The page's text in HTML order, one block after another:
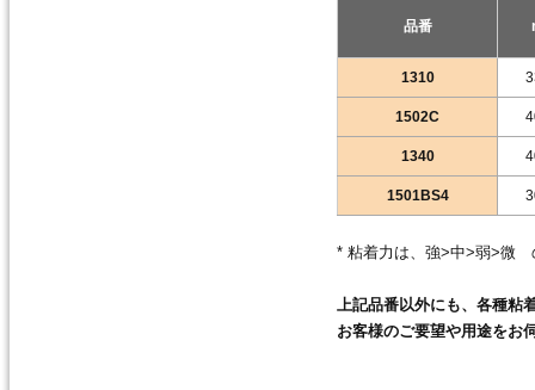
品番
1310
1502C
1340
1501BS4
* 粘着力は、強>中>弱>微
上記品番以外にも、各種粘
お客様のご要望や用途をお